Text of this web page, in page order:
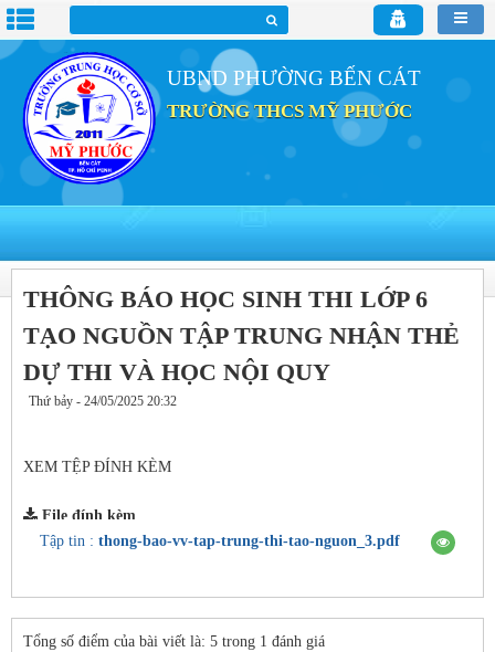
UBND PHƯỜNG BẾN CÁT
TRƯỜNG THCS MỸ PHƯỚC
THÔNG BÁO HỌC SINH THI LỚP 6
TẠO NGUỒN TẬP TRUNG NHẬN THẺ
DỰ THI VÀ HỌC NỘI QUY
Thứ bảy - 24/05/2025 20:32
XEM TỆP ĐÍNH KÈM
File đính kèm
Tập tin : thong-bao-vv-tap-trung-thi-tao-nguon_3.pdf
Tổng số điểm của bài viết là: 5 trong 1 đánh giá